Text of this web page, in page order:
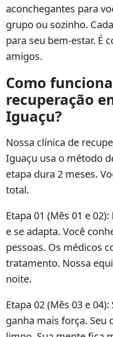
aconchegantes para
grupo ou sozinho.
para seu bem-estar. É
amigos.
Como
recuperação
Iguaçu?
Nossa clínica de
Iguaçu usa o método
etapa dura 2 meses.
total.
Etapa 01 (Mês 01 e
e se adapta. Você
pessoas. Os médicos
tratamento. Nossa
noite.
Etapa 02 (Mês 03 e
ganha mais força. Seu